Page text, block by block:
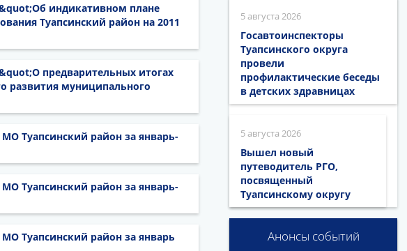
индикативном плане
Туапсинский район на 2011
предварительных итогах
развития муниципального
Туапсинский район за январь-
Туапсинский район за январь-
Туапсинский район за январь
5 августа 2026
Госавтоинспекторы
Туапсинского округа
провели
профилактические беседы
в детских здравницах
5 августа 2026
Вышел новый
путеводитель РГО,
посвященный
Туапсинскому округу
Анонсы событий